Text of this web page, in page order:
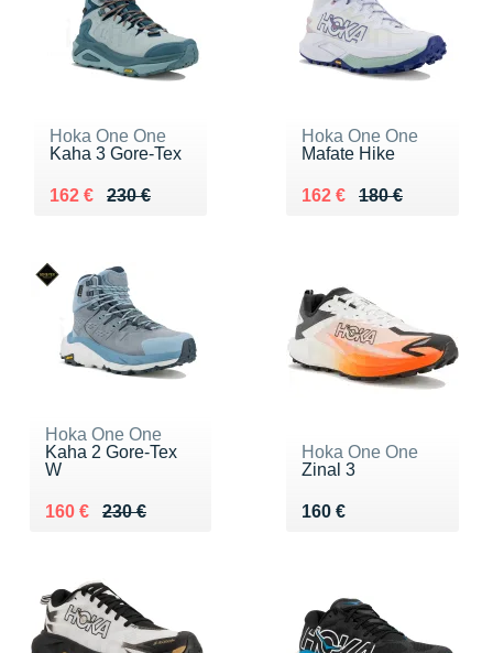
Hoka One One
Kaha 3 Gore-Tex
230 €
Au lieu de 230 €
162 €
Vendu 162 €
Hoka One One
Mafate Hike
180 €
Au lieu de 180 €
162 €
Vendu 162 €
Hoka One One
Kaha 2 Gore-Tex
W
230 €
Au lieu de 230 €
160 €
Vendu 160 €
Hoka One One
Zinal 3
160 €
Vendu 160 €